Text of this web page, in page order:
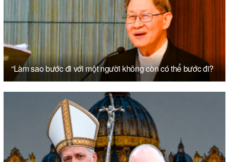
“Làm sao bước đi với một người không còn có thể bước đi?